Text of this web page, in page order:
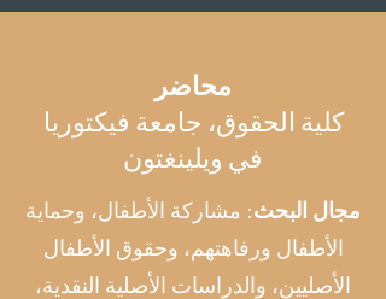
محاضر
كلية الحقوق، جامعة فيكتوريا
في ويلينغتون
مجال البحث: مشاركة الأطفال، وحماية
الأطفال ورفاهتهم، وحقوق الأطفال
الأصليين، والدراسات الأصلية النقدية،